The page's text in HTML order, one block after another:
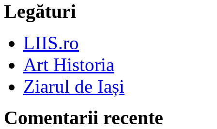
Legături
LIIS.ro
Art Historia
Ziarul de Iași
Comentarii recente